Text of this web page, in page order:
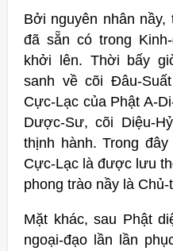
Bởi nguyên nhân nầy,
đã sẵn có trong
khởi lên. Thời bấy
sanh về cõi Đâu-
Cực-Lạc của Phật A-
Dược-Sư, cõi Diệu-
thịnh hành. Trong
Cực-Lạc là được lưu
phong trào nầy là
Mặt khác, sau Phật
ngoại-đạo lần lần